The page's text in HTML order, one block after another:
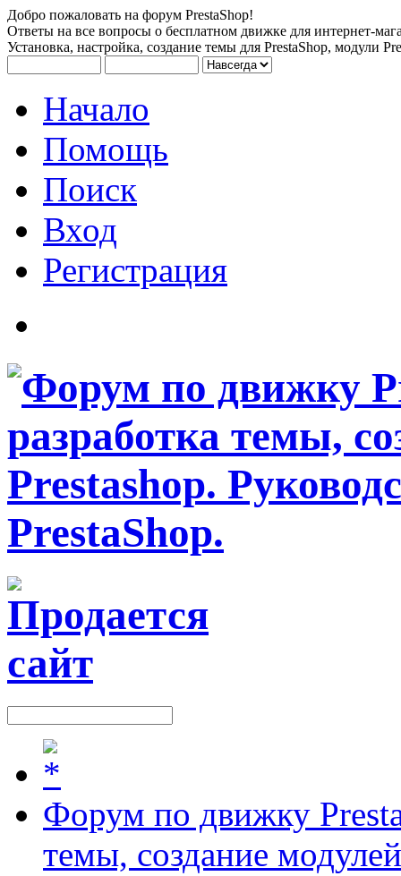
Добро пожаловать на форум PrestaShop!
Ответы на все вопросы о бесплатном движке для интернет-
Установка, настройка, создание темы для PrestaShop, модули
Начало
Помощь
Поиск
Вход
Регистрация
Форум по движку
темы, создание